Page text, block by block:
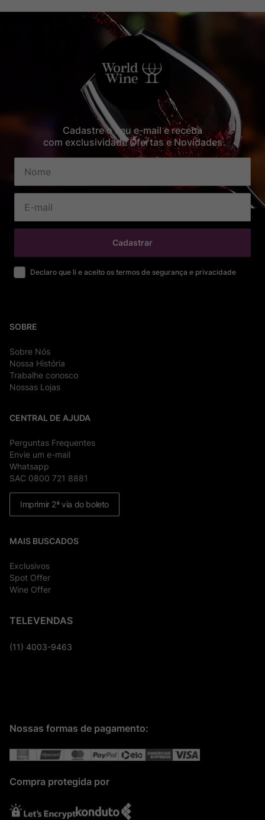
Cadastre o seu e-mail e receba
com exclusividade Ofertas e Novidades
Cadastrar
Declaro que li e aceito os termos de segurança e privacidade
SOBRE
Sobre Nós
Nossa História
Trabalhe conosco
Nossas Lojas
CENTRAL DE AJUDA
Perguntas Frequentes
Envie um e-mail
Whatsapp
SAC 0800 721 8881
Imprimir 2ª via do boleto
MAIS BUSCADOS
Exclusivos
Spot Offer
Wine Offer
TELEVENDAS
(11) 4003-9463
Nossas formas de pagamento:
Compra protegida por